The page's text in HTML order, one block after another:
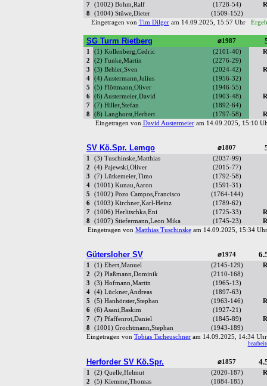
7
(1002) Bohm,Ralf (1728-54)
8
(1004) Stüwe,Dieter (1509-152)
Eingetragen von Tim Dilgeram 14.09.2025, 15:57 Uhr
SG Turm Rietberg ⌀1987
1 (1) Kollenberg,Cedric (2101-40)
2
(2) Funke,Martin (2276-29)
3
(3) Behler,Sven (2024-42)
4
(4) Austermann,Julius (1956-32)
5
(5) Flöttmann,Oliver (1946-55)
6
(6) Austermeier,David (1903-48)
7
(7) Hiller,Stefan (1892-64)
8
(8) Langhorst,Herbert (1797-58)
Eingetragen von David Austermeieram 14.09.2025, 15:10
SV Kö.Spr. Lemgo ⌀1807
1 (3) Tuschinske,Matthias
(2037-99)
2
(4) Pajewski,Oliver (2015-77)
3
(7) Lütkemeier,Timo (1792-58)
4
(1001) Kunau,Aaron (1591-31)
5
(1002) Pozo Campos,Francisco (1764-144)
6
(1003) Kirchner,Karl-Heinz (1789-62)
7
(1006) Herlitschka,Eni (1725-33)
8
(1007) Stiefermann,Leon Mika (1745-23)
Eingetragen von Matthias Tuschinske am 14.09.2025, 15:34
Gütersloher SV ⌀1974
1 (1) Ebert,Manuel (2145-129)
2
(2) Plaßmann,Dominik
(2110-168)
3
(3) Hofmann,Martin
(1965-13)
4
(4) Lückner,Andreas (1897-63)
5
(5) Hanhörster,Stephan (1963-146)
6
(6) Asani,Baskim (1927-21)
7
(7) Pfaffenrot,Daniel (1845-89)
8
(1001) Grochtmann,Stephan (1943-189)
Eingetragen von Tobias Tscheuschner am 14.09.2025, 14:34
Herforder SV Kö.Spr. ⌀1857
1 (2) Quelle,Helmut (2020-187)
2
(5) Klemme,Thomas (1884-185)